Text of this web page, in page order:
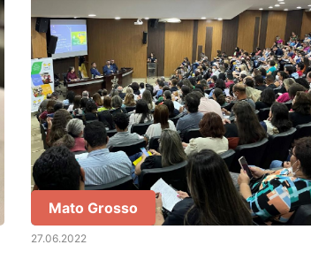
Mato Grosso
27.06.2022